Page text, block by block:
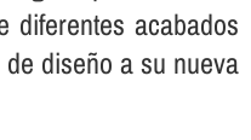
diferentes acabados
diseño a su nueva